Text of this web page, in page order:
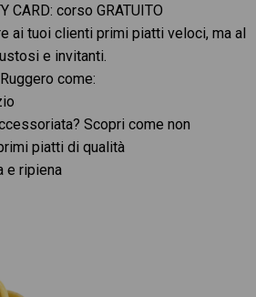
CARD: corso GRATUITO
ai tuoi clienti primi piatti veloci, ma al
e invitanti.
come:
Scopri come non
piatti di qualità
e ripiena